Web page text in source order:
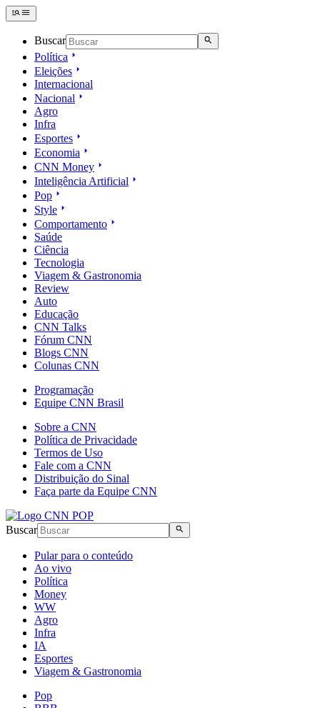
Buscar
Política
Eleições
Internacional
Nacional
Agro
Infra
Esportes
Economia
CNN Money
Inteligência Artificial
Pop
Style
Comportamento
Saúde
Ciência
Tecnologia
Viagem & Gastronomia
Review
Auto
Educação
CNN Talks
Fórum CNN
Blogs CNN
Colunas CNN
Programação
Equipe CNN Brasil
Sobre a CNN
Política de Privacidade
Termos de Uso
Fale com a CNN
Distribuição do Sinal
Faça parte da Equipe CNN
Buscar
Pular para o conteúdo
Ao vivo
Política
Money
WW
Agro
Infra
IA
Esportes
Viagem & Gastronomia
Pop